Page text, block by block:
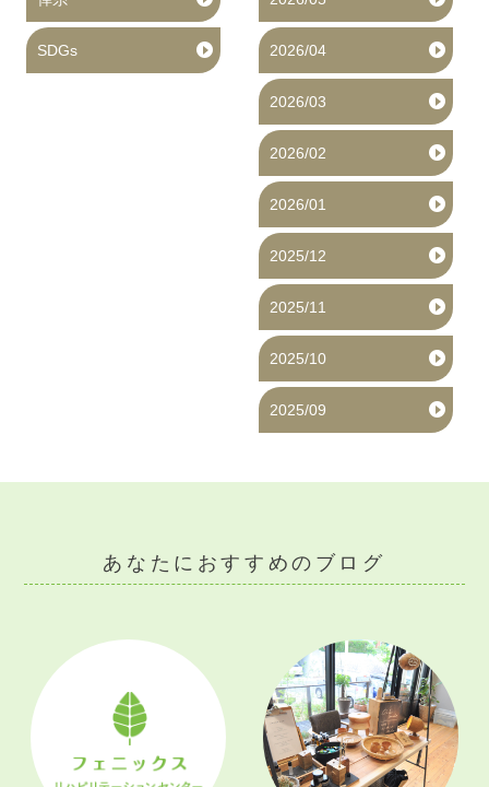
SDGs 2026/04
2026/03
2026/02
2026/01
2025/12
2025/11
2025/10
2025/09
あなたにおすすめのブログ